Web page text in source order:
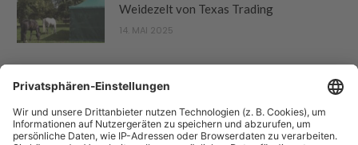
Weidezelt von Texas Trading
14. MAI 2025